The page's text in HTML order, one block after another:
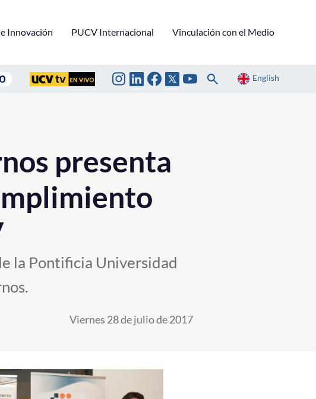
Innovación PUCV Internacional Vinculación con el Medio
English
presenta
la Pontificia Universidad
Viernes 28 de julio de 2017